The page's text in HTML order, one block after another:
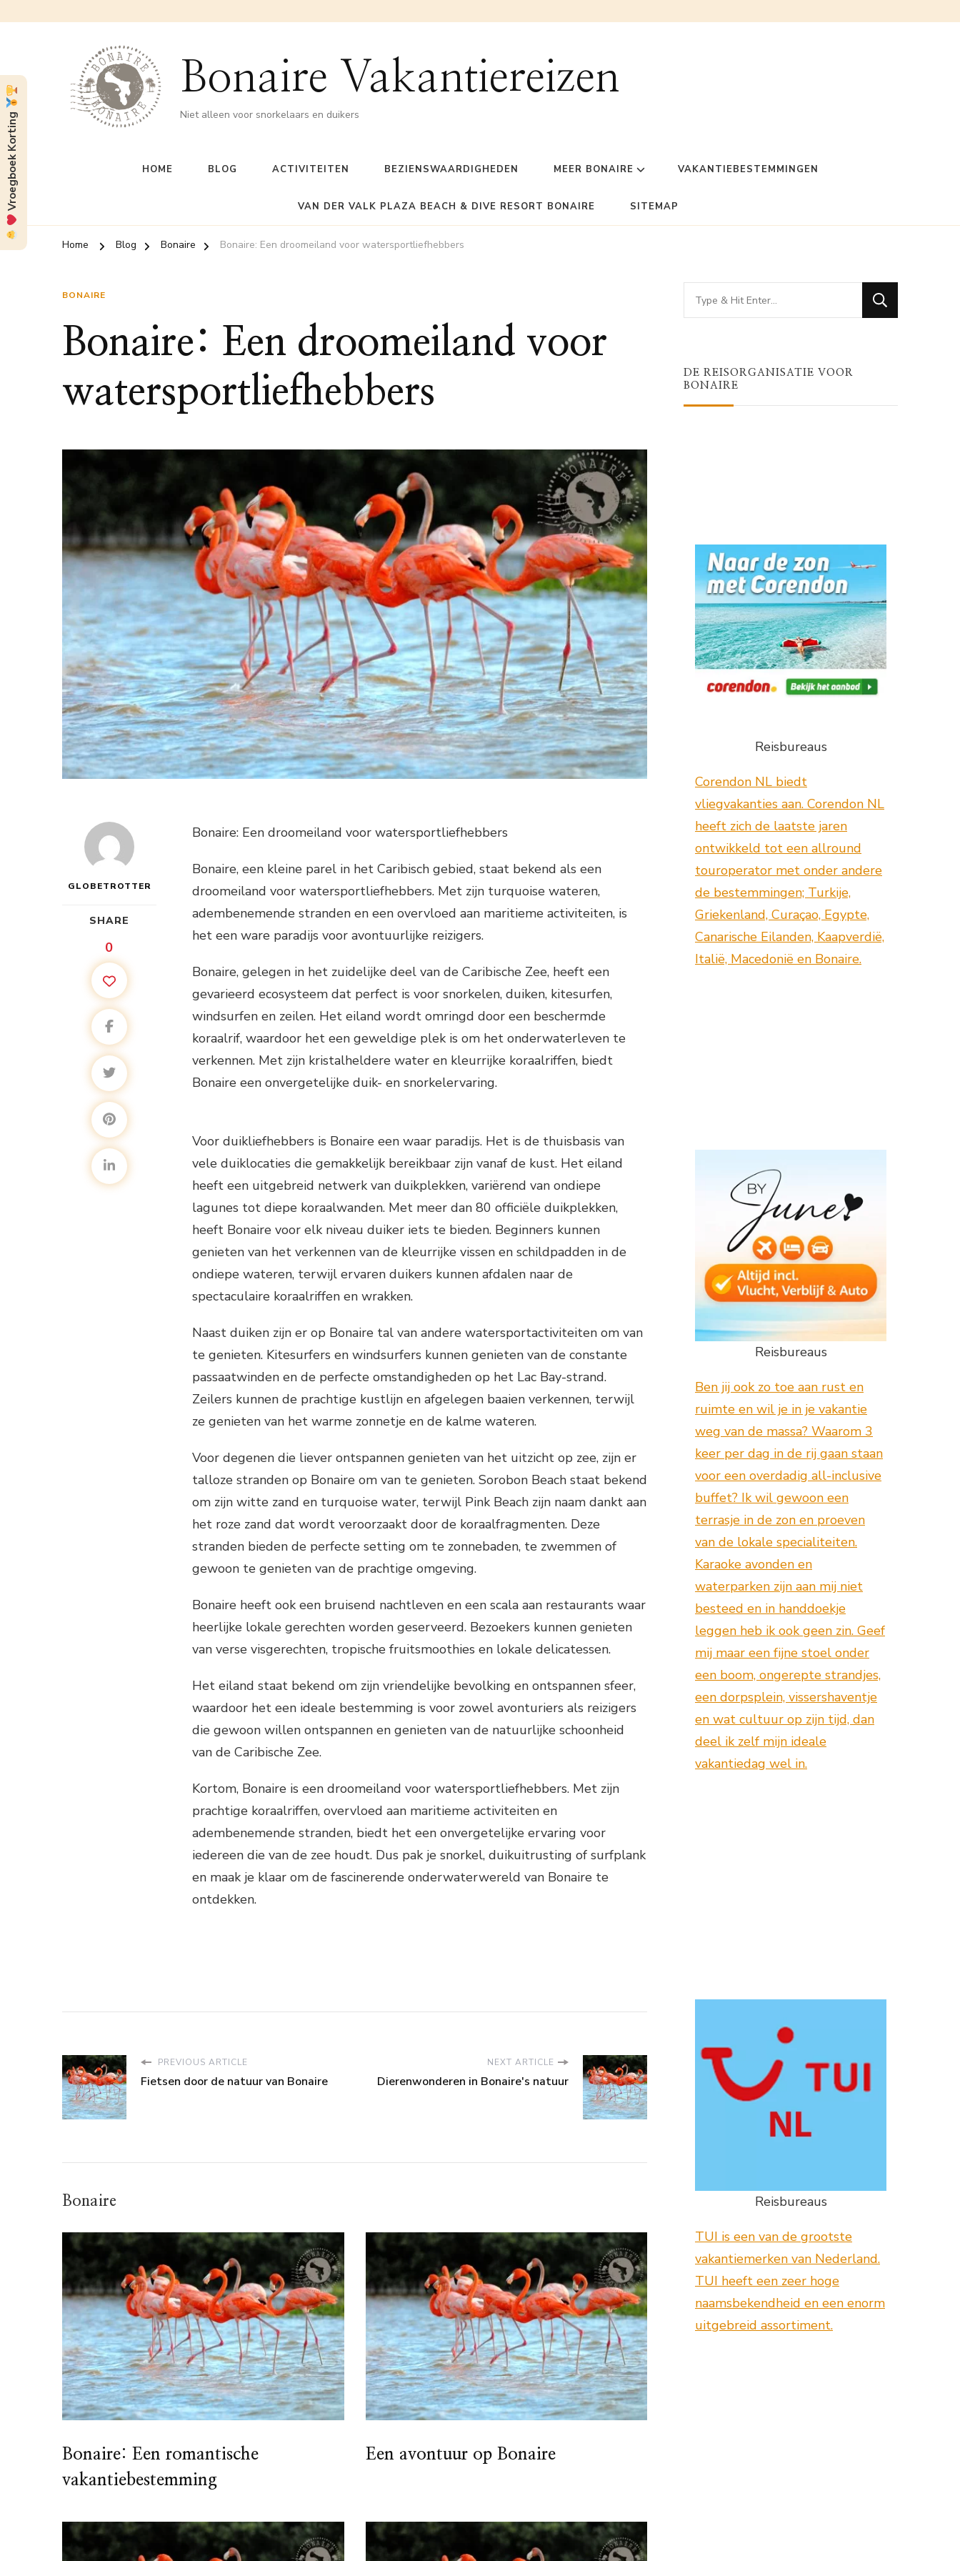
Bonaire Vakantiereizen
Niet alleen voor snorkelaars en duikers
HOME BLOG ACTIVITEITEN BEZIENSWAARDIGHEDEN MEER BONAIRE VAKANTIEBESTEMMINGEN
VAN DER VALK PLAZA BEACH & DIVE RESORT BONAIRE SITEMAP
Home Blog Bonaire Bonaire: Een droomeiland voor watersportliefhebbers
BONAIRE
Bonaire: Een droomeiland voor
watersportliefhebbers
GLOBETROTTER
SHARE
0
Bonaire: Een droomeiland voor watersportliefhebbers
Bonaire, een kleine parel in het Caribisch gebied, staat bekend als een
droomeiland voor watersportliefhebbers. Met zijn turquoise wateren,
adembenemende stranden en een overvloed aan maritieme activiteiten, is
het een ware paradijs voor avontuurlijke reizigers.
Bonaire, gelegen in het zuidelijke deel van de Caribische Zee, heeft een
gevarieerd ecosysteem dat perfect is voor snorkelen, duiken, kitesurfen,
windsurfen en zeilen. Het eiland wordt omringd door een beschermde
koraalrif, waardoor het een geweldige plek is om het onderwaterleven te
verkennen. Met zijn kristalheldere water en kleurrijke koraalriffen, biedt
Bonaire een onvergetelijke duik- en snorkelervaring.
Voor duikliefhebbers is Bonaire een waar paradijs. Het is de thuisbasis van
vele duiklocaties die gemakkelijk bereikbaar zijn vanaf de kust. Het eiland
heeft een uitgebreid netwerk van duikplekken, variërend van ondiepe
lagunes tot diepe koraalwanden. Met meer dan 80 officiële duikplekken,
heeft Bonaire voor elk niveau duiker iets te bieden. Beginners kunnen
genieten van het verkennen van de kleurrijke vissen en schildpadden in de
ondiepe wateren, terwijl ervaren duikers kunnen afdalen naar de
spectaculaire koraalriffen en wrakken.
Naast duiken zijn er op Bonaire tal van andere watersportactiviteiten om van
te genieten. Kitesurfers en windsurfers kunnen genieten van de constante
passaatwinden en de perfecte omstandigheden op het Lac Bay-strand.
Zeilers kunnen de prachtige kustlijn en afgelegen baaien verkennen, terwijl
ze genieten van het warme zonnetje en de kalme wateren.
Voor degenen die liever ontspannen genieten van het uitzicht op zee, zijn er
talloze stranden op Bonaire om van te genieten. Sorobon Beach staat bekend
om zijn witte zand en turquoise water, terwijl Pink Beach zijn naam dankt aan
het roze zand dat wordt veroorzaakt door de koraalfragmenten. Deze
stranden bieden de perfecte setting om te zonnebaden, te zwemmen of
gewoon te genieten van de prachtige omgeving.
Bonaire heeft ook een bruisend nachtleven en een scala aan restaurants waar
heerlijke lokale gerechten worden geserveerd. Bezoekers kunnen genieten
van verse visgerechten, tropische fruitsmoothies en lokale delicatessen.
Het eiland staat bekend om zijn vriendelijke bevolking en ontspannen sfeer,
waardoor het een ideale bestemming is voor zowel avonturiers als reizigers
die gewoon willen ontspannen en genieten van de natuurlijke schoonheid
van de Caribische Zee.
Kortom, Bonaire is een droomeiland voor watersportliefhebbers. Met zijn
prachtige koraalriffen, overvloed aan maritieme activiteiten en
adembenemende stranden, biedt het een onvergetelijke ervaring voor
iedereen die van de zee houdt. Dus pak je snorkel, duikuitrusting of surfplank
en maak je klaar om de fascinerende onderwaterwereld van Bonaire te
ontdekken.
PREVIOUS ARTICLE
Fietsen door de natuur van Bonaire
NEXT ARTICLE
Dierenwonderen in Bonaire's natuur
Bonaire
Bonaire: Een romantische
vakantiebestemming
Een avontuur op Bonaire
Looking
for
DE REISORGANISATIE VOOR
BONAIRE
Reisbureaus
Corendon NL biedt
vliegvakanties aan. Corendon NL
heeft zich de laatste jaren
ontwikkeld tot een allround
touroperator met onder andere
de bestemmingen; Turkije,
Griekenland, Curaçao, Egypte,
Canarische Eilanden, Kaapverdië,
Italië, Macedonië en Bonaire.
Reisbureaus
Ben jij ook zo toe aan rust en
ruimte en wil je in je vakantie
weg van de massa? Waarom 3
keer per dag in de rij gaan staan
voor een overdadig all-inclusive
buffet? Ik wil gewoon een
terrasje in de zon en proeven
van de lokale specialiteiten.
Karaoke avonden en
waterparken zijn aan mij niet
besteed en in handdoekje
leggen heb ik ook geen zin. Geef
mij maar een fijne stoel onder
een boom, ongerepte strandjes,
een dorpsplein, vissershaventje
en wat cultuur op zijn tijd, dan
deel ik zelf mijn ideale
vakantiedag wel in.
Reisbureaus
TUI is een van de grootste
vakantiemerken van Nederland.
TUI heeft een zeer hoge
naamsbekendheid en een enorm
uitgebreid assortiment.
Vroegboek Korting